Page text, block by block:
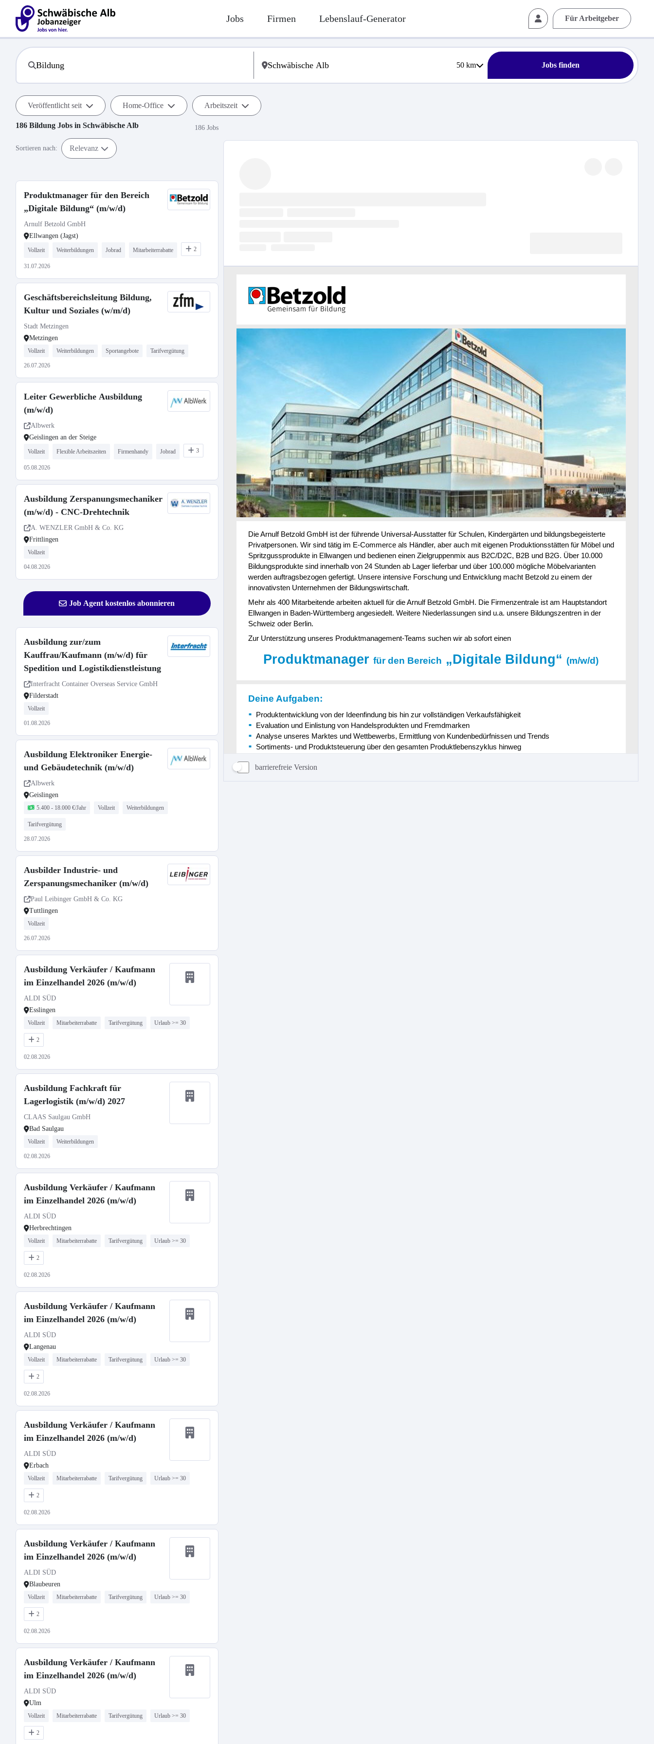
Jobs Firmen Lebenslauf-Generator Für Arbeitgeber
50km Jobs finden
Veröffentlicht seit Home-Office Arbeitszeit
186 Bildung Jobs in Schwäbische Alb 186 Jobs
Sortieren nach: Relevanz
Produktmanager für den Bereich
„Digitale Bildung“ (m/w/d)
Arnulf Betzold GmbH
Ellwangen (Jagst)
Vollzeit Weiterbildungen Jobrad Mitarbeiterrabatte 2
31.07.2026
Geschäftsbereichsleitung Bildung,
Kultur und Soziales (w/m/d)
Stadt Metzingen
Metzingen
Vollzeit Weiterbildungen Sportangebote Tarifvergütung
26.07.2026
Leiter Gewerbliche Ausbildung
(m/w/d)
Albwerk
Geislingen an der Steige
Vollzeit Flexible Arbeitszeiten Firmenhandy Jobrad 3
05.08.2026
Ausbildung Zerspanungsmechaniker
(m/w/d) - CNC-Drehtechnik
A. WENZLER GmbH & Co. KG
Frittlingen
Vollzeit
04.08.2026
Job Agent kostenlos abonnieren
Ausbildung zur/zum
Kauffrau/Kaufmann (m/w/d) für
Spedition und Logistikdienstleistung
Interfracht Container Overseas Service GmbH
Filderstadt
Vollzeit
01.08.2026
Ausbildung Elektroniker Energie-
und Gebäudetechnik (m/w/d)
Albwerk
Geislingen
5.400 - 18.000 €/Jahr Vollzeit Weiterbildungen
Tarifvergütung
28.07.2026
Ausbilder Industrie- und
Zerspanungsmechaniker (m/w/d)
Paul Leibinger GmbH & Co. KG
Tuttlingen
Vollzeit
26.07.2026
Ausbildung Verkäufer / Kaufmann
im Einzelhandel 2026 (m/w/d)
ALDI SÜD
Esslingen
Vollzeit Mitarbeiterrabatte Tarifvergütung Urlaub >= 30
2
02.08.2026
Ausbildung Fachkraft für
Lagerlogistik (m/w/d) 2027
CLAAS Saulgau GmbH
Bad Saulgau
Vollzeit Weiterbildungen
02.08.2026
Ausbildung Verkäufer / Kaufmann
im Einzelhandel 2026 (m/w/d)
ALDI SÜD
Herbrechtingen
Vollzeit Mitarbeiterrabatte Tarifvergütung Urlaub >= 30
2
02.08.2026
Ausbildung Verkäufer / Kaufmann
im Einzelhandel 2026 (m/w/d)
ALDI SÜD
Langenau
Vollzeit Mitarbeiterrabatte Tarifvergütung Urlaub >= 30
2
02.08.2026
Ausbildung Verkäufer / Kaufmann
im Einzelhandel 2026 (m/w/d)
ALDI SÜD
Erbach
Vollzeit Mitarbeiterrabatte Tarifvergütung Urlaub >= 30
2
02.08.2026
Ausbildung Verkäufer / Kaufmann
im Einzelhandel 2026 (m/w/d)
ALDI SÜD
Blaubeuren
Vollzeit Mitarbeiterrabatte Tarifvergütung Urlaub >= 30
2
02.08.2026
Ausbildung Verkäufer / Kaufmann
im Einzelhandel 2026 (m/w/d)
ALDI SÜD
Ulm
Vollzeit Mitarbeiterrabatte Tarifvergütung Urlaub >= 30
2
barrierefreie Version